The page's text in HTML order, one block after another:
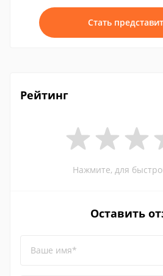
Стать
Рейтинг
Нажмите, для
Оставить
Ваше имя*